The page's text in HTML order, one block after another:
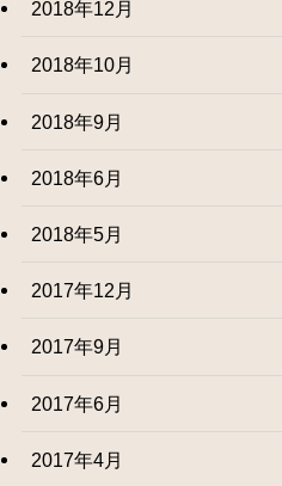
2018年12月
2018年10月
2018年9月
2018年6月
2018年5月
2017年12月
2017年9月
2017年6月
2017年4月